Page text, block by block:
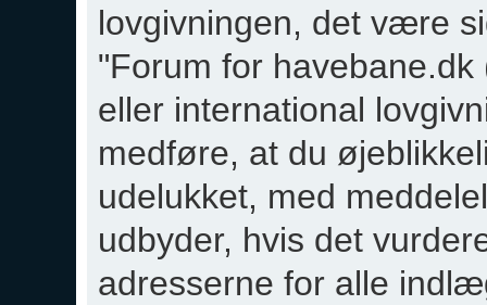
lovgivningen, det være
"Forum for
eller international
medføre, at du
udelukket, med
udbyder, hvis det
adresserne for alle